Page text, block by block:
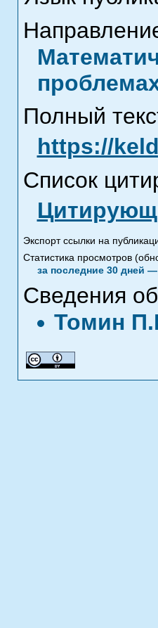
Полный
https://
Список
Экспорт ссылки на
Статистика просмотров
за последние 30 дней —
Сведения
Томин